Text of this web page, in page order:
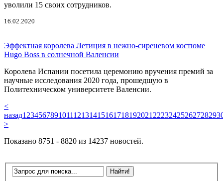
уволили 15 своих сотрудников.
16.02.2020
Эффектная королева Летиция в нежно-сиреневом костюме
Hugo Boss в солнечной Валенсии
Королева Испании посетила церемонию вручения премий за
научные исследования 2020 года, прошедшую в
Политехническом университете Валенсии.
<
назад1 23456789101112131415161718192021 2223242526272829
>
Показано 8751 - 8820 из 14237 новостей.